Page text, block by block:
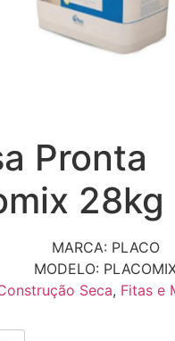
Pronta
28kg
MARCA: PLACO
MODELO:
Seca, Fitas e